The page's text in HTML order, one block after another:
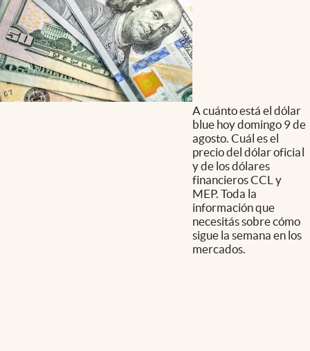
A cuánto está el dólar
blue hoy domingo 9 de
agosto. Cuál es el
precio del dólar oficial
y de los dólares
financieros CCL y
MEP. Toda la
información que
necesitás sobre cómo
sigue la semana en los
mercados.